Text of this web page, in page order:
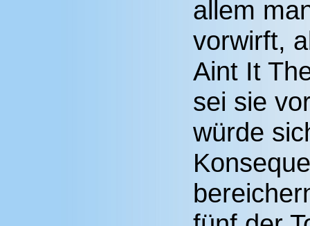
allem
vorwirft,
Aint It
sei sie
würde